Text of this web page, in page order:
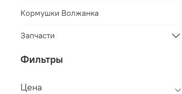
Кормушки Волжанка
Запчасти
Фильтры
Цена